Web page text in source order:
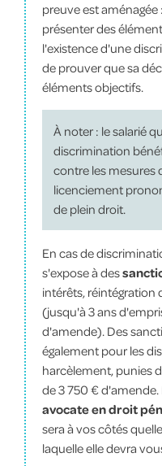
preuve est aménagée
présenter des
l'existence d'une
de prouver que sa
éléments objectifs.
À noter : le salarié
discrimination
contre les mesures
licenciement
de plein droit.
En cas de
s'expose à des
intérêts, réintégration
(jusqu'à 3 ans
d'amende). Des
également pour les
harcèlement, punies
de 3 750 € d'amende.
avocate en droit
sera à vos côtés
laquelle elle devra